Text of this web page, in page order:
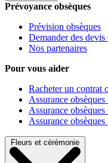
Prévoyance obsèques
Prévision obsèques
Demander des devis
Nos partenaires
Pour vous aider
Racheter un contrat
Assurance
Assurance
Assurance
Fleurs et cérémonie